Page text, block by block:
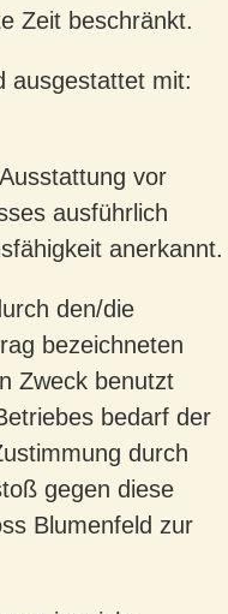
Zeit beschränkt.
ausgestattet mit:
vor
ausführlich
anerkannt.
den/die
bezeichneten
Zweck benutzt
bedarf der
durch
gegen diese
Blumenfeld zur